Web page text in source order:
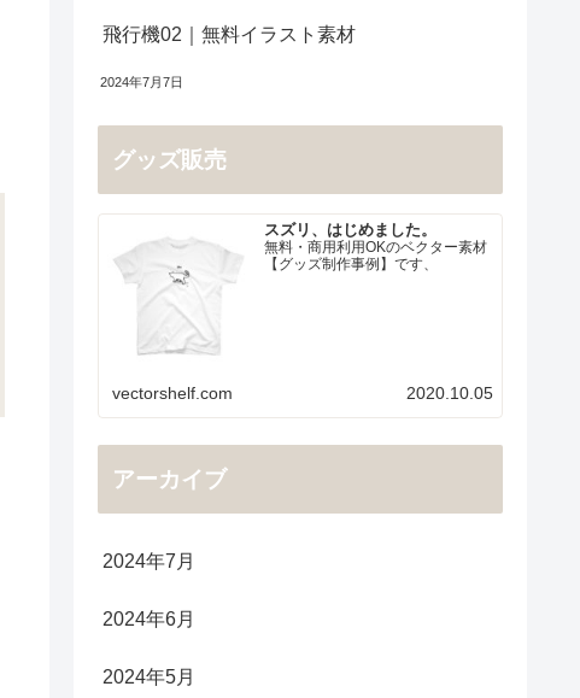
飛行機02｜無料イラスト素材
2024年7月7日
グッズ販売
スズリ、はじめました。
無料・商用利用OKのベクター素材
【グッズ制作事例】です、
vectorshelf.com 2020.10.05
アーカイブ
2024年7月
2024年6月
2024年5月